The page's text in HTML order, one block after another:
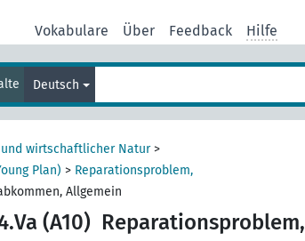
Vokabulare Über Feedback Hilfe
Deutsch
wirtschaftlicher Natur>
Plan) > Reparationsproblem,
Allgemein
(A10) Reparationsproblem,